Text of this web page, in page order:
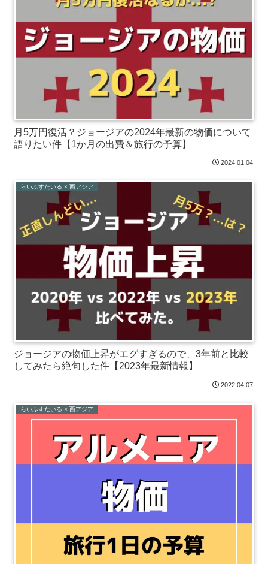
月5万円復活？ジョージアの2024年最新の物価について
語りたい件【1か月の出費＆旅行の予算】
2024.01.04
らいふすたいる × 西アジア
ジョージアの物価上昇がエグすぎるので、3年前と比較
してみたら絶句した件【2023年最新情報】
2022.04.07
らいふすたいる × 西アジア